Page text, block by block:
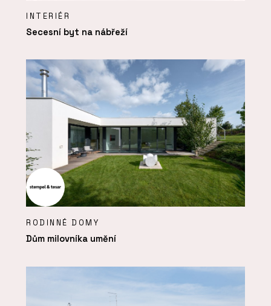
INTERIÉR
Secesní byt na nábřeží
RODINNÉ DOMY
Dům milovníka umění